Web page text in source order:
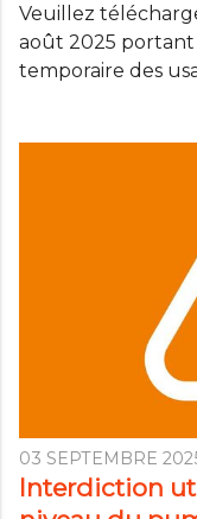
Veuillez
août 2025 portant
temporaire des
03 SEPTEMBRE
Interdiction